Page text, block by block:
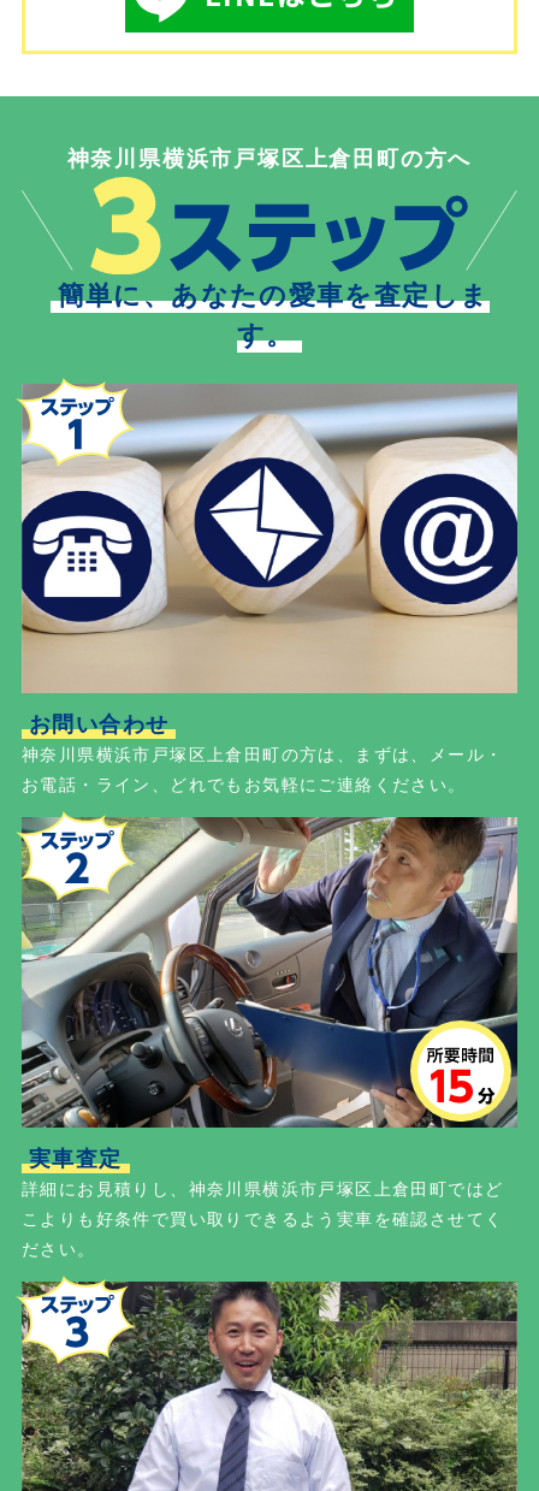
神奈川県横浜市戸塚区上倉田町の方へ
簡単に、あなたの愛車を査定しま
す。
お問い合わせ
神奈川県横浜市戸塚区上倉田町の方は、まずは、メール・
お電話・ライン、どれでもお気軽にご連絡ください。
実車査定
詳細にお見積りし、神奈川県横浜市戸塚区上倉田町ではど
こよりも好条件で買い取りできるよう実車を確認させてく
ださい。